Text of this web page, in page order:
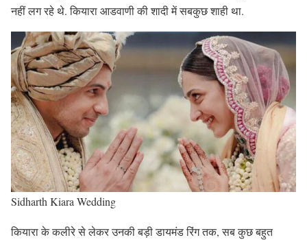
नहीं लग रहे थे. कियारा आडवाणी की शादी में सबकुछ शाही था.
Sidharth Kiara Wedding
कियारा के कलीरे से लेकर उनकी बड़ी डायमंड रिंग तक, सब कुछ बहुत